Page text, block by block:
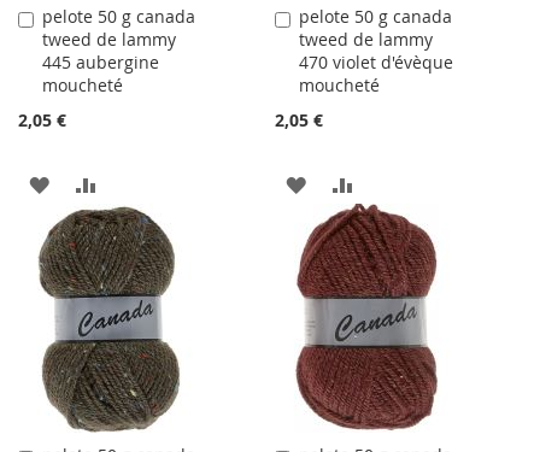
pelote 50 g canada
tweed de lammy
445 aubergine
moucheté
2,05 €
Ajouter
au
panier
AJOUTER
À
LA
LISTE
D'ACHATS
AU
COMPARATEUR
pelote 50 g canada
tweed de lammy
470 violet d'évèque
moucheté
2,05 €
Ajouter
au
panier
AJOUTER
À
LA
LISTE
D'ACHATS
AU
COMPARATEUR